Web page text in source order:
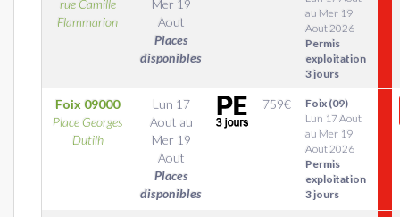
rue Camille
Flammarion
Mer 19
Aout
Places
disponibles
au Mer 19
Aout 2026
Permis
exploitation
3 jours
Foix 09000
Place Georges
Dutilh
Lun 17
Aout au
Mer 19
Aout
Places
disponibles
759€
Foix (09)
Lun 17 Aout
au Mer 19
Aout 2026
Permis
exploitation
3 jours